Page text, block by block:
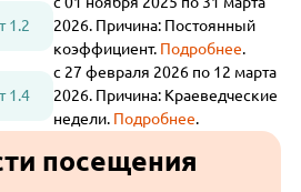
1.2
2026. Причина: Постоянный
коэффициент. Подробнее.
1.4
с 27 февраля 2026 по 12 марта
2026. Причина: Краеведческие
недели. Подробнее.
посещения